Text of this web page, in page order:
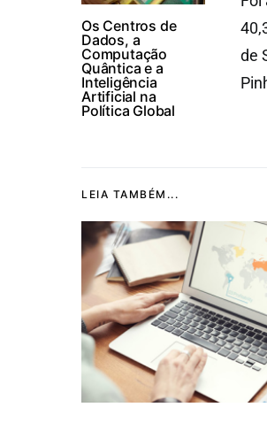
Os Centros de
Dados, a
Computação
Quântica e a
Inteligência
Artificial na
Política Global
de
LEIA TAMBÉM...